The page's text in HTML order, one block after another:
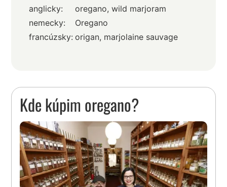
anglicky:
oregano, wild marjoram
nemecky:
Oregano
francúzsky: origan, marjolaine sauvage
Kde kúpim oregano?